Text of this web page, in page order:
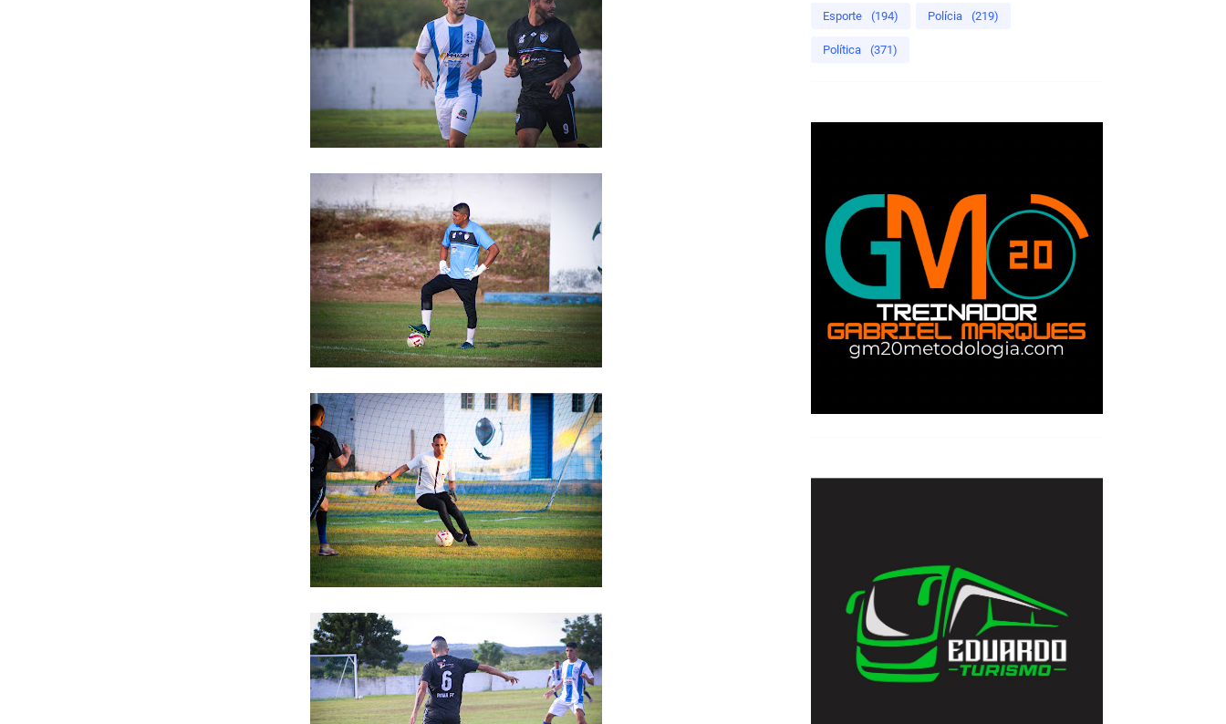
Esporte (194) Polícia (219)
Política (371)